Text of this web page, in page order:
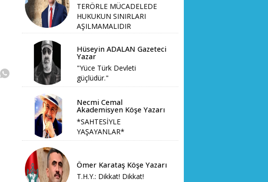
TERÖRLE MÜCADELEDE
HUKUKUN SINIRLARI
AŞILMAMALIDIR
Hüseyin ADALAN Gazeteci
Yazar
"Yüce Türk Devleti
güçlüdür."
Necmi Cemal
Akademisyen Köşe Yazarı
*SAHTESİYLE
YAŞAYANLAR*
Ömer Karataş Köşe Yazarı
T.H.Y.: Dikkat! Dikkat!